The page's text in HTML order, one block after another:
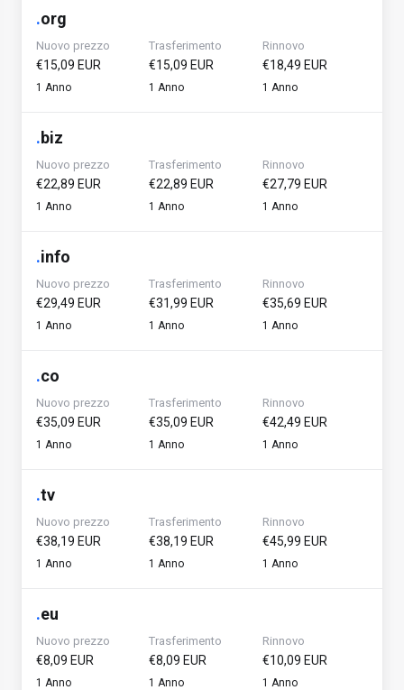
.org
Nuovo prezzo
€15,09 EUR
1 Anno
Trasferimento
€15,09 EUR
1 Anno
Rinnovo
€18,49 EUR
1 Anno
.biz
Nuovo prezzo
€22,89 EUR
1 Anno
Trasferimento
€22,89 EUR
1 Anno
Rinnovo
€27,79 EUR
1 Anno
.info
Nuovo prezzo
€29,49 EUR
1 Anno
Trasferimento
€31,99 EUR
1 Anno
Rinnovo
€35,69 EUR
1 Anno
.co
Nuovo prezzo
€35,09 EUR
1 Anno
Trasferimento
€35,09 EUR
1 Anno
Rinnovo
€42,49 EUR
1 Anno
.tv
Nuovo prezzo
€38,19 EUR
1 Anno
Trasferimento
€38,19 EUR
1 Anno
Rinnovo
€45,99 EUR
1 Anno
.eu
Nuovo prezzo
€8,09 EUR
1 Anno
Trasferimento
€8,09 EUR
1 Anno
Rinnovo
€10,09 EUR
1 Anno